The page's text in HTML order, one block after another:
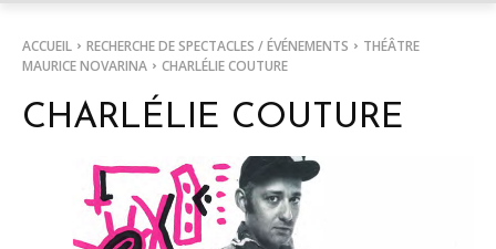
ACCUEIL RECHERCHE DE SPECTACLES / ÉVÉNEMENTS
THÉÂTRE
MAURICE NOVARINA
CHARLÉLIE COUTURE
CHARLÉLIE COUTURE